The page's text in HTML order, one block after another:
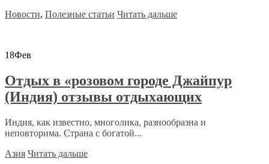
Новости, Полезные статьи Читать дальше
18Фев
Отдых в «розовом городе Джайпур
(Индия) отзывы отдыхающих
Индия, как известно, многолика, разнообразна и
неповторима. Страна с богатой...
Азия Читать дальше